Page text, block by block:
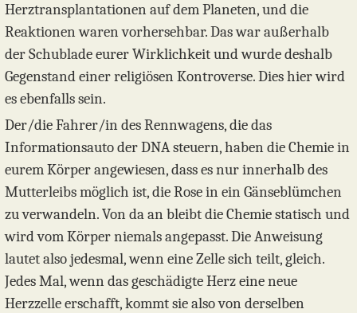
Herztransplantationen auf dem Planeten, und die
Reaktionen waren vorhersehbar. Das war außerhalb
der Schublade eurer Wirklichkeit und wurde deshalb
Gegenstand einer religiösen Kontroverse. Dies hier wird
es ebenfalls sein.
Der/die Fahrer/in des Rennwagens, die das
Informationsauto der DNA steuern, haben die Chemie in
eurem Körper angewiesen, dass es nur innerhalb des
Mutterleibs möglich ist, die Rose in ein Gänseblümchen
zu verwandeln. Von da an bleibt die Chemie statisch und
wird vom Körper niemals angepasst. Die Anweisung
lautet also jedesmal, wenn eine Zelle sich teilt, gleich.
Jedes Mal, wenn das geschädigte Herz eine neue
Herzzelle erschafft, kommt sie also von derselben